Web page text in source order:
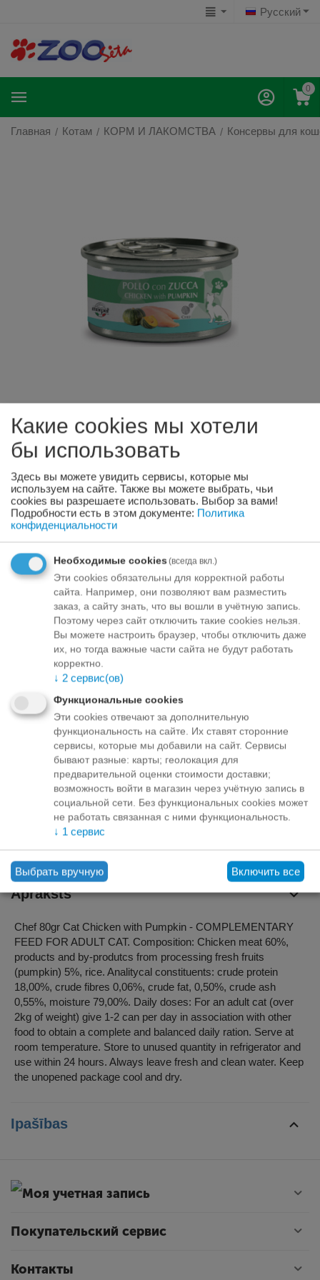
Русский
0
Главная / Котам / КОРМ И ЛАКОМСТВА / Консервы для
КОД: GN41/080
Chef Cat Chicken with Pumpkin 80g -
Для взрослых котов с курицей и
тыквой
Доступность: 791 шт. на складе поставщика
Оптовые цены:
Цена
€1.43
€1.35
Товар
доступен:
07/08/2026
+
Отложить Задать вопрос
Варианты оплаты
Apraksts
Chef 80gr Cat Chicken with Pumpkin - COMPLEMENTARY
FEED FOR ADULT CAT. Composition: Chicken meat 60%,
products and by-produtcs from processing fresh fruits
(pumpkin) 5%, rice. Analitycal constituents: crude protein
18,00%, crude fibres 0,06%, crude fat, 0,50%, crude ash
0,55%, moisture 79,00%. Daily doses: For an adult cat (over
2kg of weight) give 1-2 can per day in association with other
food to obtain a complete and balanced daily ration. Serve at
room temperature. Store to unused quantity in refrigerator and
use within 24 hours. Always leave fresh and clean water. Keep
the unopened package cool and dry.
Ipašības
Моя учетная запись
Покупательский сервис
Контакты
Какие cookies мы хотели
бы использовать
Здесь вы можете увидить сервисы, которые мы
используем на сайте. Также вы можете выбрать, чьи
cookies вы разрешаете использовать. Выбор за вами!
Подробности есть в этом документе: Политика
конфиденциальности
Необходимые cookies(всегда вкл.)
Эти cookies обязательны для корректной работы
сайта. Например, они позволяют вам разместить
заказ, а сайту знать, что вы вошли в учётную запись.
Поэтому через сайт отключить такие cookies нельзя.
Вы можете настроить браузер, чтобы отключить даже
их, но тогда важные части сайта не будут работать
корректно.
↓ 2 сервис(ов)
Функциональные cookies
Эти cookies отвечают за дополнительную
функциональность на сайте. Их ставят сторонние
сервисы, которые мы добавили на сайт. Сервисы
бывают разные: карты; геолокация для
предварительной оценки стоимости доставки;
возможность войти в магазин через учётную запись в
социальной сети. Без функциональных cookies может
не работать связанная с ними функциональность.
↓ 1 сервис
Выбрать вручную Включить все